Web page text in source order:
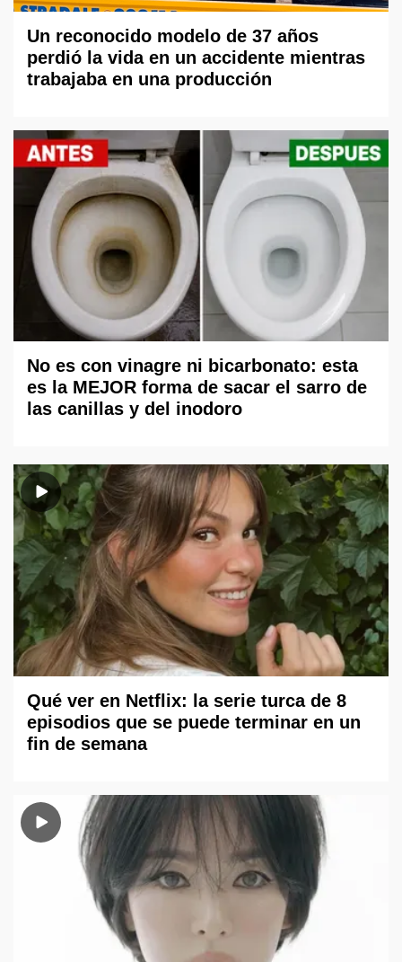
Un reconocido modelo de 37 años
perdió la vida en un accidente mientras
trabajaba en una producción
No es con vinagre ni bicarbonato: esta
es la MEJOR forma de sacar el sarro de
las canillas y del inodoro
Qué ver en Netflix: la serie turca de 8
episodios que se puede terminar en un
fin de semana